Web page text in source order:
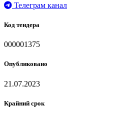
Телеграм канал
Код тендера
000001375
Опубликовано
21.07.2023
Крайний срок